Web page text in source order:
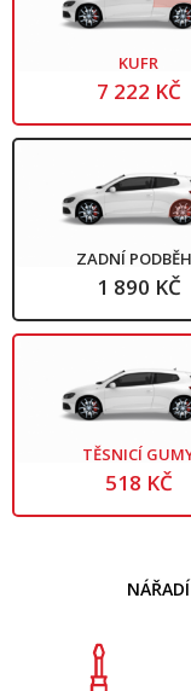
KUFR
7 222 KČ
ZADNÍ
1 890 KČ
TĚSNICÍ
518 KČ